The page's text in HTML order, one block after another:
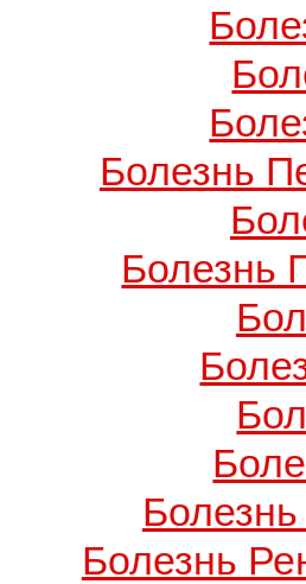
Болезнь
Болезнь
Болезнь